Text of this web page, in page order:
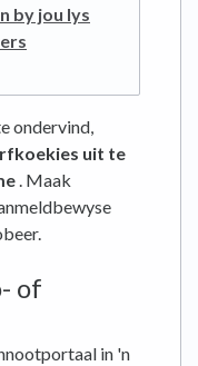
by jou lys
ondervind,
uit te
. Maak
of
in 'n